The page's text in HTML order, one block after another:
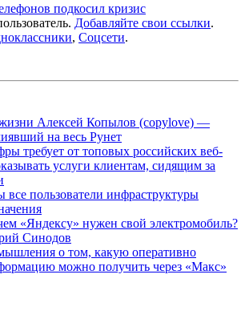
подкосил кризис
Добавляйте свои ссылки.
, Соцсети.
Алексей Копылов (copylove) —
на весь Рунет
требует от топовых российских веб-
услуги клиентам, сидящим за
пользователи инфраструктуры
«Яндексу» нужен свой электромобиль?
Синодов
о том, какую оперативно
можно получить через «Макс»